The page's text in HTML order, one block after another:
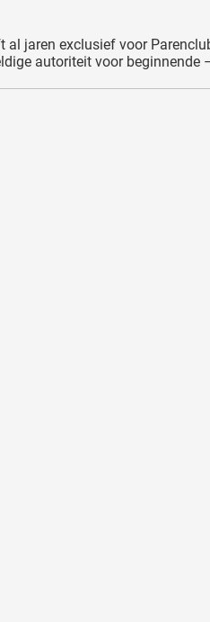
jaren exclusief voor
autoriteit voor beginnende